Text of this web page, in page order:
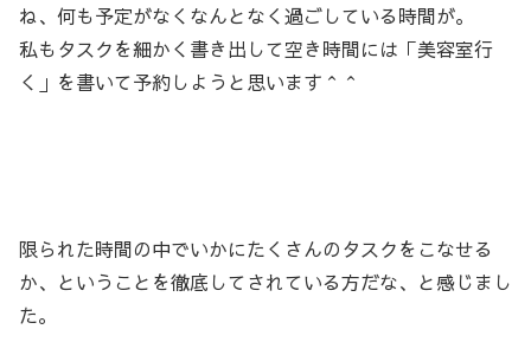
ね、何も予定がなくなんとなく過ごしている時間が。
私もタスクを細かく書き出して空き時間には「美容室行
く」を書いて予約しようと思います＾＾
限られた時間の中でいかにたくさんのタスクをこなせる
か、ということを徹底してされている方だな、と感じまし
た。